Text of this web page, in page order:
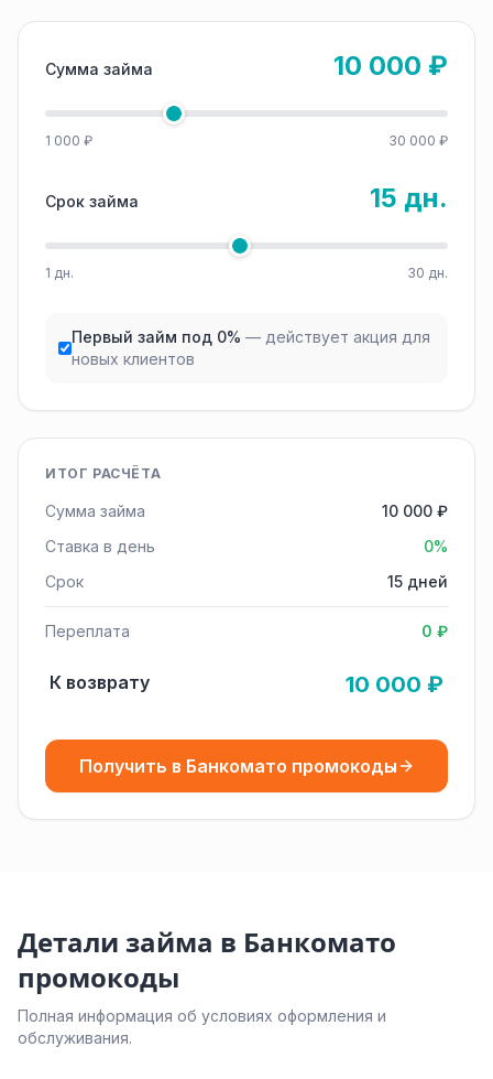
Сумма займа 10 000 ₽
1 000 ₽ 30 000 ₽
Срок займа 15 дн.
1 дн. 30 дн.
Первый займ под 0% — действует акция для
новых клиентов
ИТОГ РАСЧЁТА
Сумма займа
10 000 ₽
Ставка в день
0%
Срок
15 дней
Переплата 0 ₽
К возврату 10 000 ₽
Получить в Банкомато промокоды
Детали займа в Банкомато
промокоды
Полная информация об условиях оформления и
обслуживания.